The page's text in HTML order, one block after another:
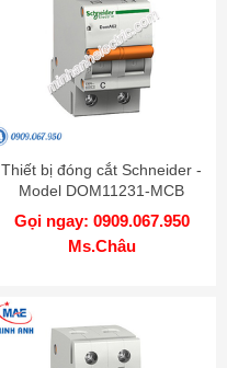
Thiết bị đóng cắt Schneider -
Model DOM11231-MCB
Gọi ngay: 0909.067.950
Ms.Châu